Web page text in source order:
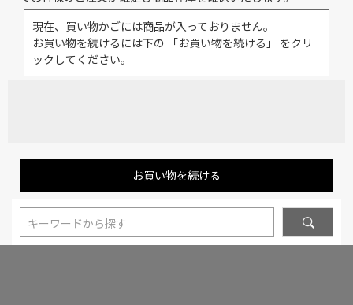
現在、買い物かごには商品が入っておりません。
お買い物を続けるには下の 「お買い物を続ける」 をクリ
ックしてください。
お買い物を続ける
キーワードから探す